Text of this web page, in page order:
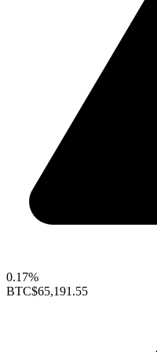
0.17%
BTC$65,191.55